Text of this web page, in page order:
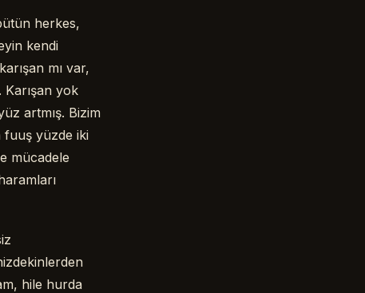
herkes,
kendi
mı var,
Karışan yok
artmış. Bizim
fuuş yüzde iki
mücadele
hile hurda